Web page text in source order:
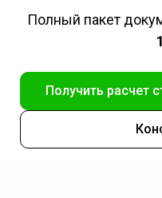
Полный пакет
Получить расчет